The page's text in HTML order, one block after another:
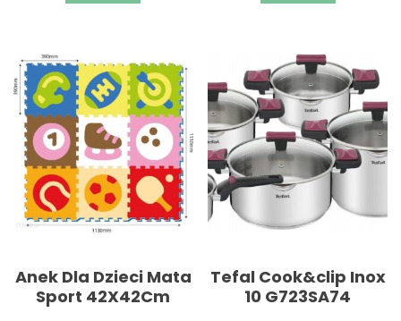
Anek Dla Dzieci Mata
Sport 42X42Cm
Tefal Cook&clip Inox
10 G723SA74